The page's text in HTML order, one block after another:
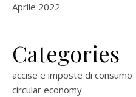
Aprile 2022
Categories
accise e imposte di consumo
circular economy